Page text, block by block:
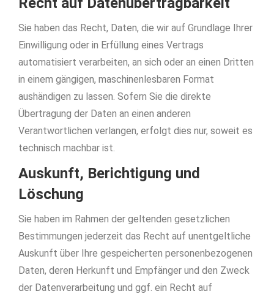
Sie haben das Recht, Daten, die wir auf Grundlage Ihrer
Einwilligung oder in Erfüllung eines Vertrags
automatisiert verarbeiten, an sich oder an einen Dritten
in einem gängigen, maschinenlesbaren Format
aushändigen zu lassen. Sofern Sie die direkte
Übertragung der Daten an einen anderen
Verantwortlichen verlangen, erfolgt dies nur, soweit es
technisch machbar ist.
Auskunft, Berichtigung und
Löschung
Sie haben im Rahmen der geltenden gesetzlichen
Bestimmungen jederzeit das Recht auf unentgeltliche
Auskunft über Ihre gespeicherten personenbezogenen
Daten, deren Herkunft und Empfänger und den Zweck
der Datenverarbeitung und ggf. ein Recht auf